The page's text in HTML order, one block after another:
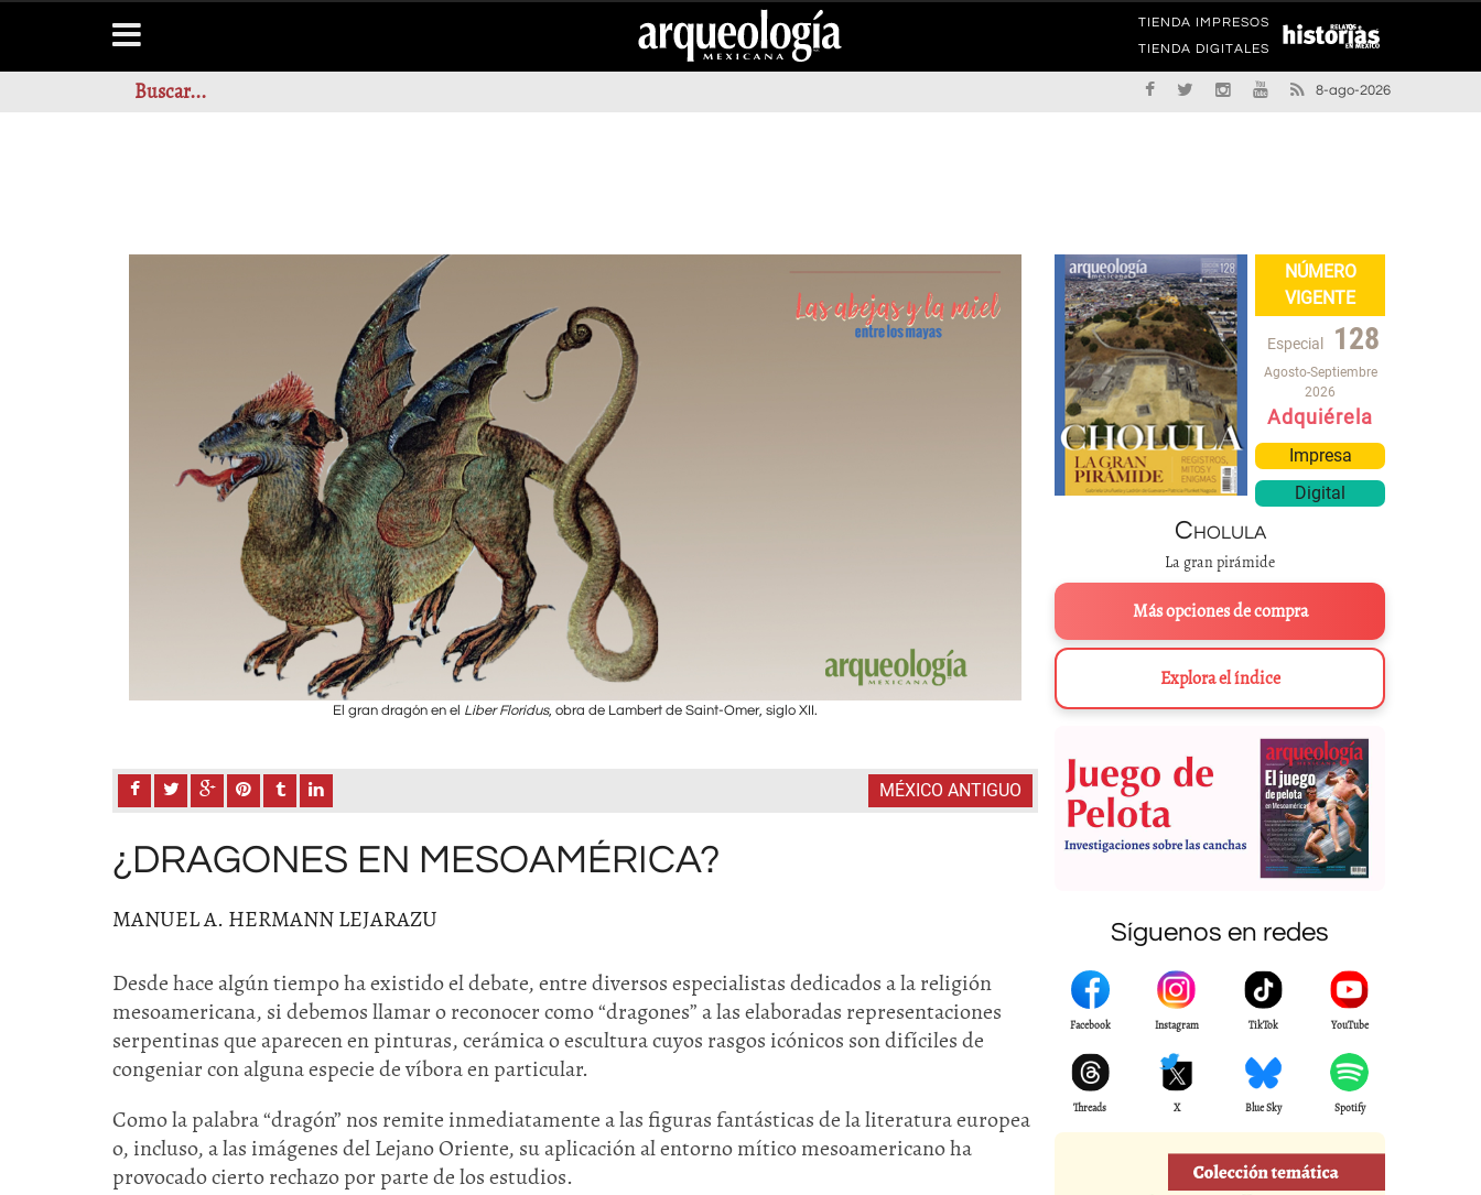
TIENDA IMPRESOS
TIENDA DIGITALES
8-ago-2026
El gran dragón en el Liber Floridus, obra de Lambert de Saint-Omer, siglo XII. El gran dragón en elLiber Floridus
MÉXICO ANTIGUO
¿DRAGONES EN MESOAMÉRICA?
MANUEL A. HERMANN LEJARAZU
Desde hace algún tiempo ha existido el debate, entre diversos especialistas dedicados a la religión
mesoamericana, si debemos llamar o reconocer como “dragones” a las elaboradas representaciones
serpentinas que aparecen en pinturas, cerámica o escultura cuyos rasgos icónicos son difíciles de
congeniar con alguna especie de víbora en particular.
Como la palabra “dragón” nos remite inmediatamente a las figuras fantásticas de la literatura europea
o, incluso, a las imágenes del Lejano Oriente, su aplicación al entorno mítico mesoamericano ha
provocado cierto rechazo por parte de los estudios.
NÚMERO
VIGENTE
Especial 128
Agosto-Septiembre
2026
Adquiérela
Impresa
Digital
Cholula
La gran pirámide
Más opciones de compra
Explora el índice
Síguenos en redes
Facebook Instagram TikTok YouTube
Threads X Blue Sky Spotify